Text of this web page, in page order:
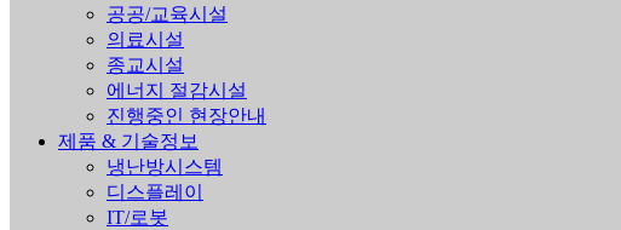
공공/교육시설
의료시설
종교시설
에너지 절감시설
진행중인 현장안내
제품 & 기술정보
냉난방시스템
디스플레이
IT/로봇